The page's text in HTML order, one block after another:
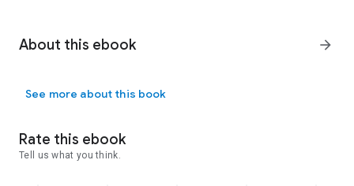
About this ebook arrow_forward
See more about this book
Rate this ebook
Tell us what you think.